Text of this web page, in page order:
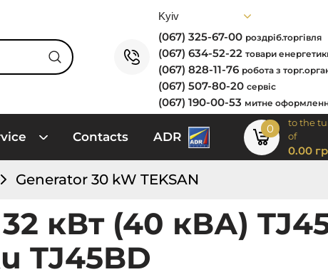
(067) 325-67-00 роздріб.торгівля
(067) 634-52-22 товари
(067) 828-11-76 робота з
(067) 507-80-20 сервіс
(067) 190-00-53 митне
Contacts ADR
0
to the
of
0.00
Generator 30 kW TEKSAN
кВт (40 кВА)
TJ45BD